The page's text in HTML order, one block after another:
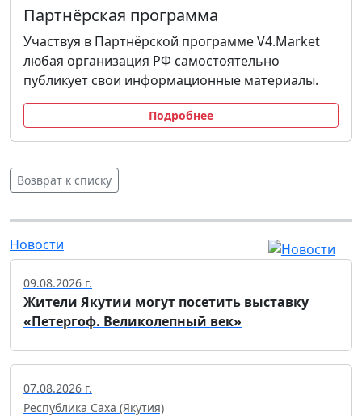
Партнёрская программа
Участвуя в Партнёрской программе V4.Market
любая организация РФ самостоятельно
публикует свои информационные материалы.
Подробнее
Возврат к списку
Новости
09.08.2026 г.
Жители Якутии могут посетить выставку
«Петергоф. Великолепный век»
07.08.2026 г.
Республика Саха (Якутия)